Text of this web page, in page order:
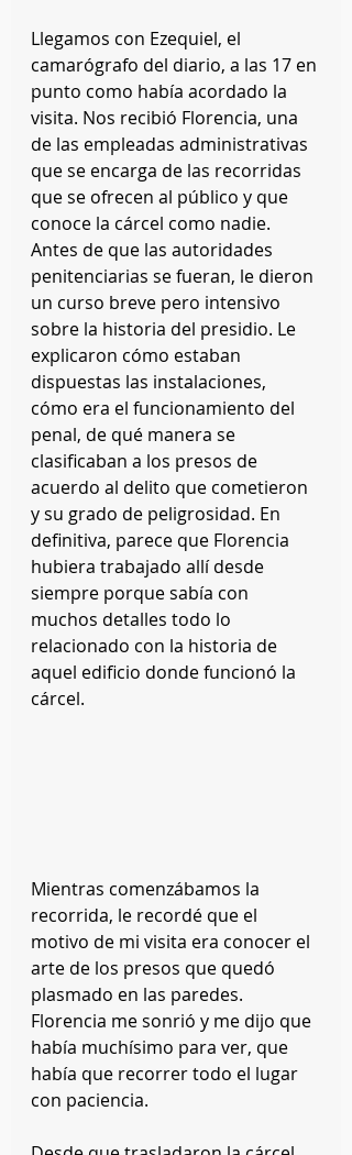
Llegamos con Ezequiel, el
camarógrafo del diario, a las 17 en
punto como había acordado la
visita. Nos recibió Florencia, una
de las empleadas administrativas
que se encarga de las recorridas
que se ofrecen al público y que
conoce la cárcel como nadie.
Antes de que las autoridades
penitenciarias se fueran, le dieron
un curso breve pero intensivo
sobre la historia del presidio. Le
explicaron cómo estaban
dispuestas las instalaciones,
cómo era el funcionamiento del
penal, de qué manera se
clasificaban a los presos de
acuerdo al delito que cometieron
y su grado de peligrosidad. En
definitiva, parece que Florencia
hubiera trabajado allí desde
siempre porque sabía con
muchos detalles todo lo
relacionado con la historia de
aquel edificio donde funcionó la
cárcel.
Mientras comenzábamos la
recorrida, le recordé que el
motivo de mi visita era conocer el
arte de los presos que quedó
plasmado en las paredes.
Florencia me sonrió y me dijo que
había muchísimo para ver, que
había que recorrer todo el lugar
con paciencia.